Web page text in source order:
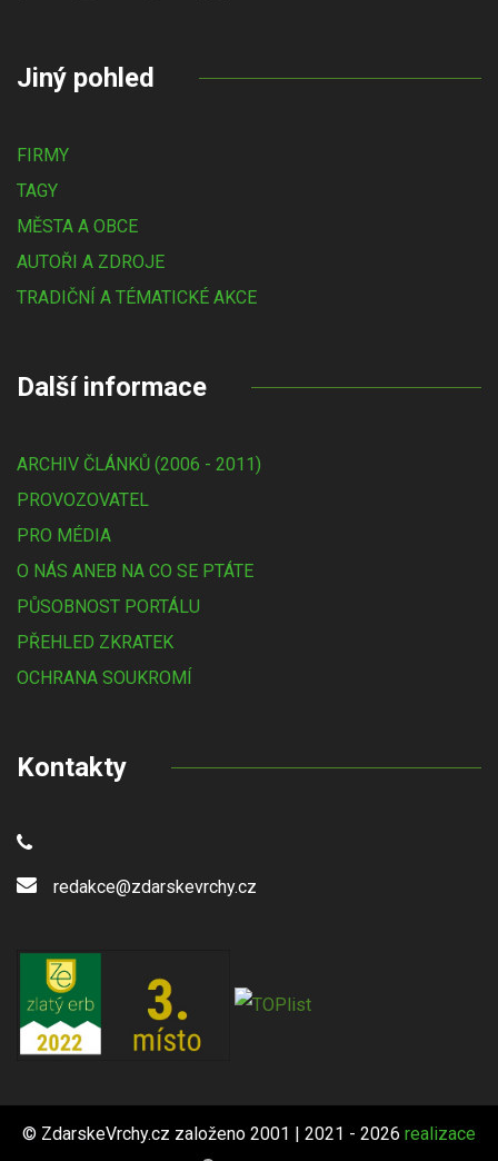
Jiný pohled
FIRMY
TAGY
MĚSTA A OBCE
AUTOŘI A ZDROJE
TRADIČNÍ A TÉMATICKÉ AKCE
Další informace
ARCHIV ČLÁNKŮ (2006 - 2011)
PROVOZOVATEL
PRO MÉDIA
O NÁS ANEB NA CO SE PTÁTE
PŮSOBNOST PORTÁLU
PŘEHLED ZKRATEK
OCHRANA SOUKROMÍ
Kontakty
redakce@zdarskevrchy.cz
© ZdarskeVrchy.cz založeno 2001 | 2021 - 2026 realizace